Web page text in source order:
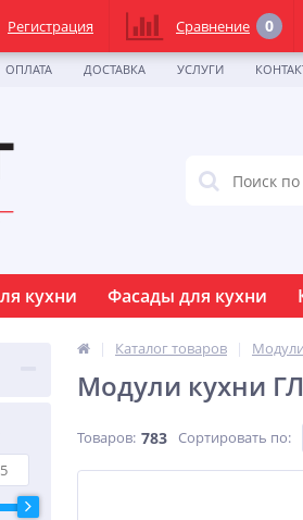
ОПЛАТА ДОСТАВКА УСЛУГИ
кухни Фасады для кухни
Каталог товаров
Модули кухни
Товаров: 783 Сортировать по:
Регистрация Сравнение 0